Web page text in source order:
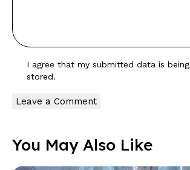
I agree that my submitted data is being
stored.
You May Also Like